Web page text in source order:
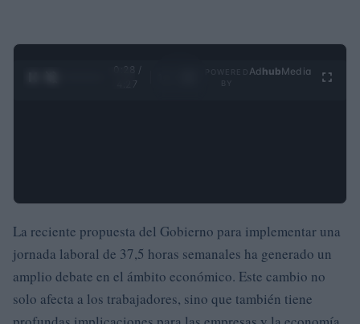
0:29 /
4:27
Ad hubMedia
La reciente propuesta del Gobierno para implementar una
jornada laboral de 37,5 horas semanales ha generado un
amplio debate en el ámbito económico. Este cambio no
solo afecta a los trabajadores, sino que también tiene